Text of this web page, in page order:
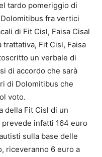
tardo pomeriggio di
fra vertici
di Fit Cisl, Faisa Cisal
trattativa, Fit Cisl, Faisa
un verbale di
di accordo che sarà
di Dolomitibus che
voto.
della Fit Cisl di un
infatti 164 euro
sulla base delle
riceveranno 6 euro a